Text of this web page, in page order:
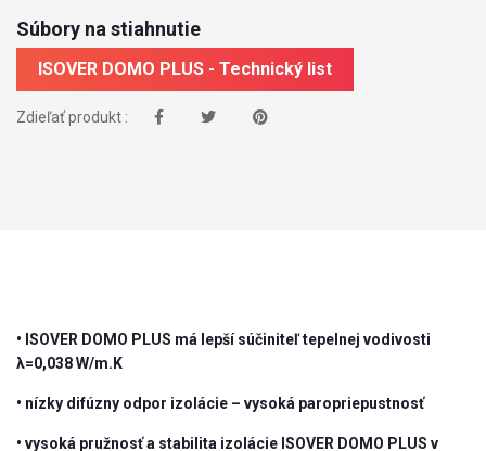
Súbory na stiahnutie
ISOVER DOMO PLUS - Technický list
Zdieľať produkt :
• ISOVER DOMO PLUS má lepší súčiniteľ tepelnej vodivosti
λ=0,038 W/m.K
• nízky difúzny odpor izolácie – vysoká paropriepustnosť
• vysoká pružnosť a stabilita izolácie ISOVER DOMO PLUS v